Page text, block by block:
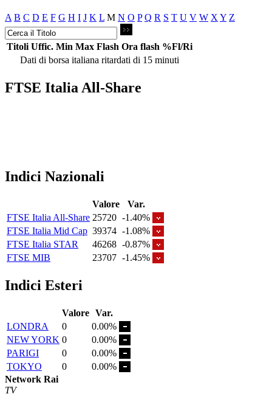
A B C D E F G H I J K L M N O P Q R S T U V W X Y Z
Titoli Uffic. Min Max Flash Ora flash %Fl/Ri
Dati di borsa italiana ritardati di 15 minuti
FTSE Italia All-Share
Indici Nazionali
Valore
Var.
FTSE Italia All-Share 25720 -1.40%
FTSE Italia Mid Cap 39374 -1.08%
FTSE Italia STAR
46268 -0.87%
FTSE MIB
23707 -1.45%
Indici Esteri
Valore Var.
LONDRA
0
0.00%
NEW YORK 0
0.00%
PARIGI
0
0.00%
TOKYO
0
0.00%
Network Rai
TV